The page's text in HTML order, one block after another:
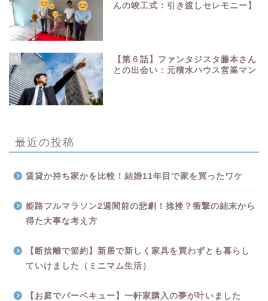
んの竣工式：引き渡しセレモニー】
10
【第６話】ファンタジスタ藤本さん
との出会い：元積水ハウス営業マン
最近の投稿
賃貸か持ち家かを比較！結婚11年目で家を買ったワケ
姫路フルマラソン2週間前の悲劇！捻挫？衝撃の結末から
得た大事な考え方
【断捨離で節約】新居で新しく家具を買わずとも暮らし
ていけました（ミニマム生活）
【お庭でバーベキュー】一軒家購入の夢が叶いました